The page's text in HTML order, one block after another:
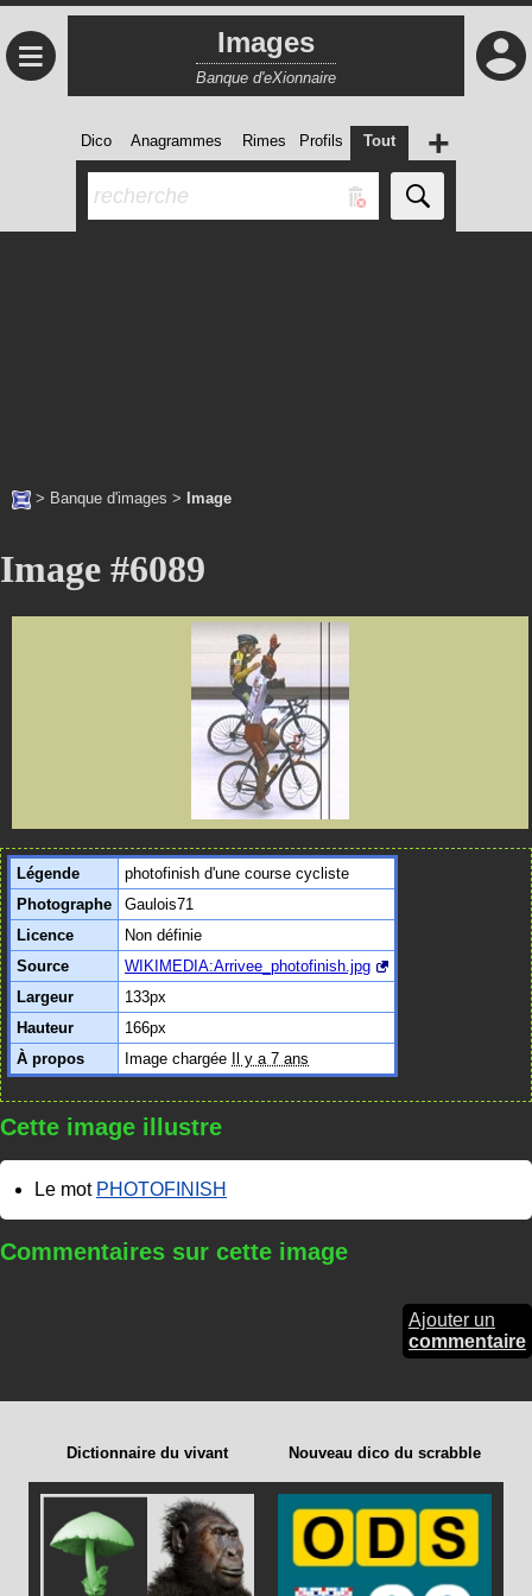
≡ Images
Banque d'eXionnaire
Dico Anagrammes Rimes Profils Tout +
> Banque d'images > Image
Image #6089
Légende
photofinish d'une course cycliste
Photographe
Gaulois71
Licence
Non définie
Source
WIKIMEDIA:Arrivee_photofinish.jpg
Largeur
133px
Hauteur
166px
À propos
Image chargée Il y a 7 ans
Cette image illustre
Le mot PHOTOFINISH
Commentaires sur cette image
Ajouter un
commentaire
Dictionnaire du vivant Nouveau dico du scrabble